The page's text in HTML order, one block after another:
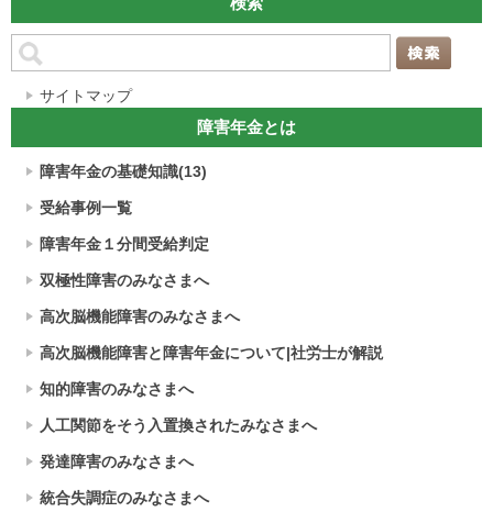
サイトマップ
障害年金とは
障害年金の基礎知識(13)
受給事例一覧
障害年金１分間受給判定
双極性障害のみなさまへ
高次脳機能障害のみなさまへ
高次脳機能障害と障害年金について|社労士が解説
知的障害のみなさまへ
人工関節をそう入置換されたみなさまへ
発達障害のみなさまへ
統合失調症のみなさまへ